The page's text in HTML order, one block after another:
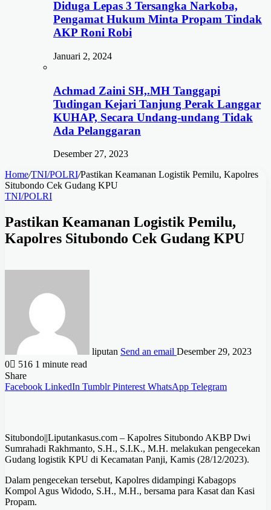
Diduga Lepas 3 Tersangka Narkoba,
Pengamat Hukum Minta Propam Tindak
AKP Roni Robi
Januari 2, 2024
Achmad Zaini SH,.MH Tanggapi
Tudingan Kejari Tanjung Perak Langgar
KUHAP, Secara Undang-undang Tidak
Ada Pelanggaran
Desember 27, 2023
Home/TNI/POLRI/Pastikan Keamanan Logistik Pemilu, Kapolres
Situbondo Cek Gudang KPU
TNI/POLRI
Pastikan Keamanan Logistik Pemilu,
Kapolres Situbondo Cek Gudang KPU
liputan Send an email Desember 29, 2023
0
516 1 minute read
Share
Facebook LinkedIn Tumblr Pinterest WhatsApp Telegram
Situbondo||Liputankasus.com – Kapolres Situbondo AKBP Dwi
Sumrahadi Rakhmanto, S.H., S.I.K., M.H. melakukan pengecekan
Gudang logistik KPU di Kecamatan Panji, Kamis (28/12/2023).
Dalam pengecekan tersebut, Kapolres didampingi Kabagops
Kompol Agus Widodo, S.H., M.H., bersama para Kasat dan Kasi
Propam.